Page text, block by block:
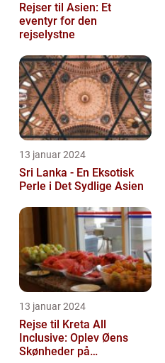
Rejser til Asien: Et
eventyr for den
rejselystne
13 januar 2024
Sri Lanka - En Eksotisk
Perle i Det Sydlige Asien
13 januar 2024
Rejse til Kreta All
Inclusive: Oplev Øens
Skønheder på